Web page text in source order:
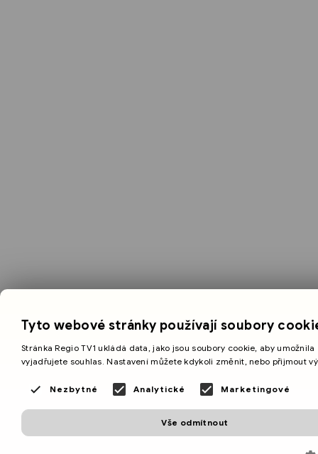
Tyto webové stránky používají soubory
Stránka Regio TV1 ukládá data, jako jsou soubory cookie, aby
vyjadřujete souhlas. Nastavení můžete kdykoli změnit, nebo přijmout
Nezbytné Analytické Marketingové
Vše odmítnout